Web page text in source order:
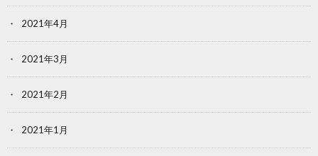
2021年4月
2021年3月
2021年2月
2021年1月